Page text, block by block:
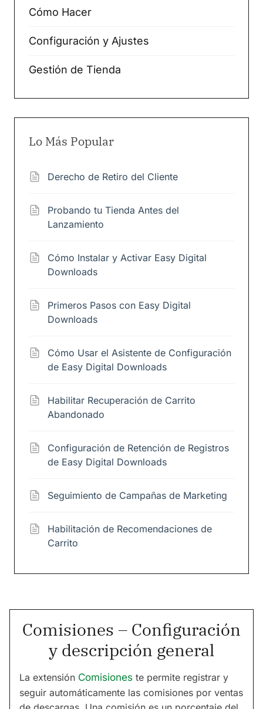
Cómo Hacer
Configuración y Ajustes
Gestión de Tienda
Lo Más Popular
Derecho de Retiro del Cliente
Probando tu Tienda Antes del
Lanzamiento
Cómo Instalar y Activar Easy Digital
Downloads
Primeros Pasos con Easy Digital
Downloads
Cómo Usar el Asistente de Configuración
de Easy Digital Downloads
Habilitar Recuperación de Carrito
Abandonado
Configuración de Retención de Registros
de Easy Digital Downloads
Seguimiento de Campañas de Marketing
Habilitación de Recomendaciones de
Carrito
Comisiones – Configuración
y descripción general
La extensión Comisiones te permite registrar y
seguir automáticamente las comisiones por ventas